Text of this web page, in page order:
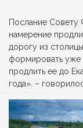
Послание Совету
намерение
дорогу из
формировать уже
продлить ее до
года». –